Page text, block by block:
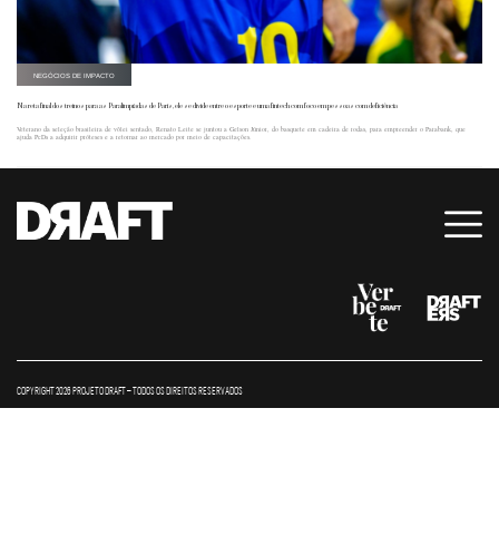
NEGÓCIOS DE IMPACTO
Na reta final dos treinos para as Paralimpíadas de Paris, ele se divide entre o esporte e uma fintech com foco em pessoas com deficiência
Veterano da seleção brasileira de vôlei sentado, Renato Leite se juntou a Gelson Júnior, do basquete em cadeira de rodas, para empreender o Parabank, que
ajuda PcDs a adquirir próteses e a retornar ao mercado por meio de capacitações.
COPYRIGHT 2026 PROJETO DRAFT – TODOS OS DIREITOS RESERVADOS